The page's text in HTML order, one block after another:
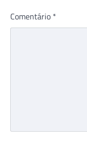
Comentário *